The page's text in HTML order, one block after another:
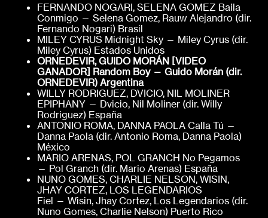
FERNANDO NOGARI, SELENA GOMEZ Baila
Conmigo — Selena Gomez, Rauw Alejandro (dir.
Fernando Nogari) Brasil
MILEY CYRUS Midnight Sky — Miley Cyrus (dir.
Miley Cyrus) Estados Unidos
ORNEDEVIR, GUIDO MORÁN [VIDEO
GANADOR] Random Boy — Guido Morán (dir.
ORNEDEVIR) Argentina
WILLY RODRIGUEZ, DVICIO, NIL MOLINER
EPIPHANY — Dvicio, Nil Moliner (dir. Willy
Rodriguez) España
ANTONIO ROMA, DANNA PAOLA Calla Tú —
Danna Paola (dir. Antonio Roma, Danna Paola)
México
MARIO ARENAS, POL GRANCH No Pegamos
— Pol Granch (dir. Mario Arenas) España
NUNO GOMES, CHARLIE NELSON, WISIN,
JHAY CORTEZ, LOS LEGENDARIOS
Fiel — Wisin, Jhay Cortez, Los Legendarios (dir.
Nuno Gomes, Charlie Nelson) Puerto Rico